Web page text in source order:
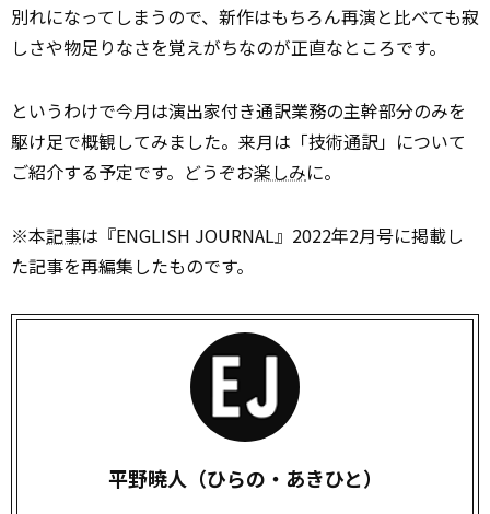
別れになってしまうので、新作はもちろん再演と比べても寂
しさや物足りなさを覚えがちなのが正直なところです。
というわけで今月は演出家付き通訳業務の主幹部分のみを
駆け足で概観してみました。来月は「技術通訳」について
ご紹介する予定です。どうぞお楽しみに。
※本記事は『ENGLISH JOURNAL』2022年2月号に掲載し
た記事を再編集したものです。
平野暁人（ひらの・あきひと）